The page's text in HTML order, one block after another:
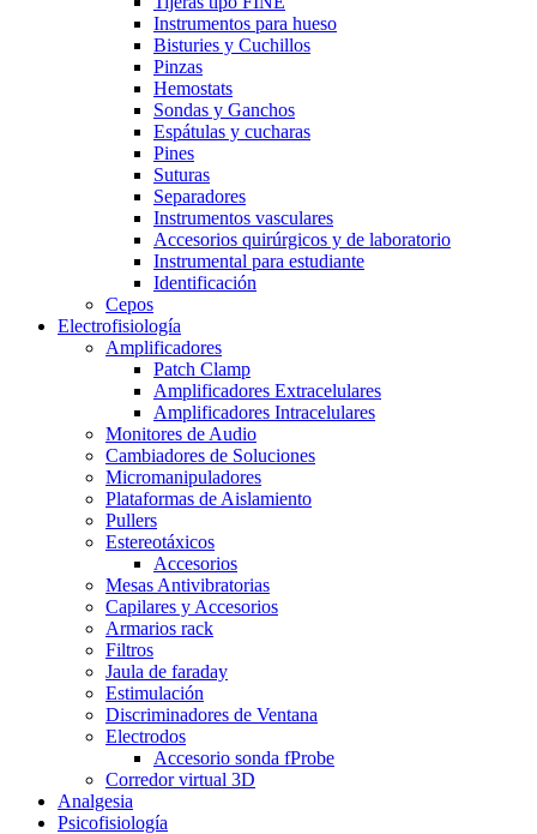
Instrumentos para hueso
Bisturies y Cuchillos
Pinzas
Hemostats
Sondas y Ganchos
Espátulas y cucharas
Pines
Suturas
Separadores
Instrumentos vasculares
Accesorios quirúrgicos y de laboratorio
Instrumental para estudiante
Identificación
Cepos
Electrofisiología
Amplificadores
Patch Clamp
Amplificadores Extracelulares
Amplificadores Intracelulares
Monitores de Audio
Cambiadores de Soluciones
Micromanipuladores
Plataformas de Aislamiento
Pullers
Estereotáxicos
Accesorios
Mesas Antivibratorias
Capilares y Accesorios
Armarios rack
Filtros
Jaula de faraday
Estimulación
Discriminadores de Ventana
Electrodos
Accesorio sonda fProbe
Corredor virtual 3D
Analgesia
Psicofisiología